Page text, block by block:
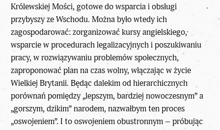
Królewskiej Mości, gotowe do wsparcia i obsługi
przybyszy ze Wschodu. Można było wtedy ich
zagospodarować: zorganizować kursy angielskiego,
wsparcie w procedurach legalizacyjnych i poszukiwaniu
pracy, w rozwiązywaniu problemów społecznych,
zaproponować plan na czas wolny, włączając w życie
Wielkiej Brytanii. Będąc dalekim od hierarchicznych
porównań pomiędzy „lepszym, bardziej nowoczesnym” a
„gorszym, dzikim” narodem, nazwałbym ten proces
„oswojeniem”. I to oswojeniem obustronnym – próbując